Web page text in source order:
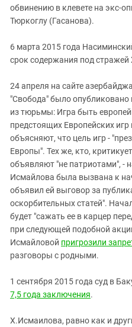
обвинению в клевете на экс-
Тюркоглу (Гасанова).
6 марта 2015 года
срок содержания под
24 апреля на сайте
"Свобода" было
из тюрьмы: Игра быть
предстоящих Европейских
объясняют, что цель игр -
Европы". Тех же, кто,
объявляют "не патриотами", -
Исмайлова была вызвана к
объявил ей выговор за
оскорбительных статей".
будет "сажать ее в карцер
при следующей подобной
Исмайловой пригрозили
разговоры с родными.
1 сентября 2015 года суд в
7,5 года заключения.
Х.Исмаилова, равно как и